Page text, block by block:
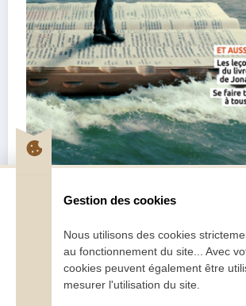
Pentecôte Juillet-Août 2026
Choix des options
Gestion des cookies
Nous utilisons des cookies
au fonctionnement du site... Avec
cookies peuvent également être
mesurer l'utilisation du site.